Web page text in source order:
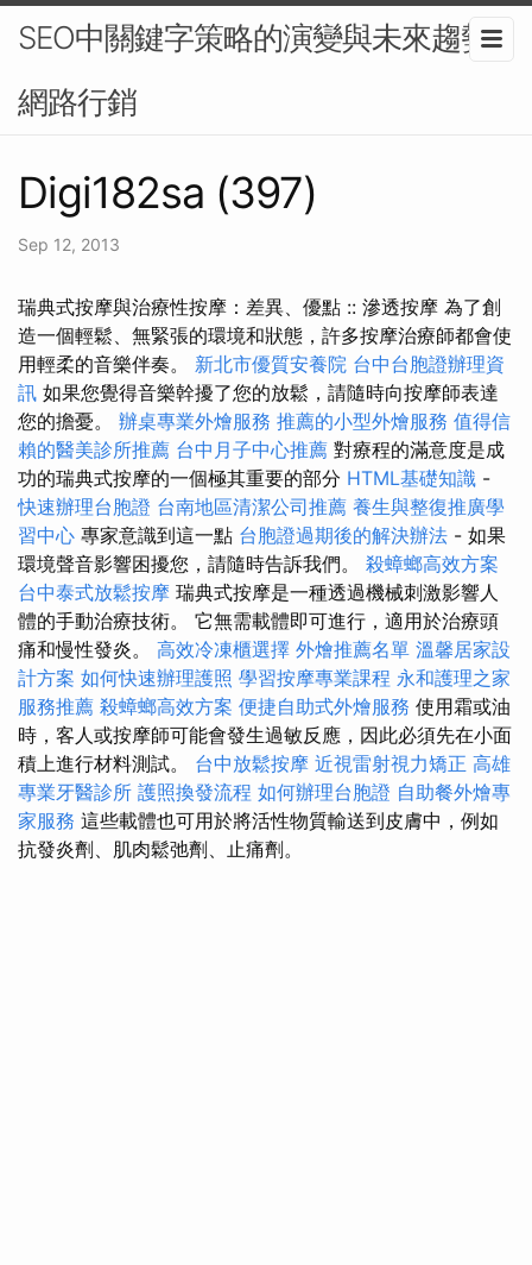
SEO中關鍵字策略的演變與未來趨勢-
網路行銷
Digi182sa (397)
Sep 12, 2013
瑞典式按摩與治療性按摩：差異、優點 :: 滲透按摩 為了創
造一個輕鬆、無緊張的環境和狀態，許多按摩治療師都會使
用輕柔的音樂伴奏。 新北市優質安養院 台中台胞證辦理資
訊 如果您覺得音樂幹擾了您的放鬆，請隨時向按摩師表達
您的擔憂。 辦桌專業外燴服務 推薦的小型外燴服務 值得信
賴的醫美診所推薦 台中月子中心推薦 對療程的滿意度是成
功的瑞典式按摩的一個極其重要的部分 HTML基礎知識 -
快速辦理台胞證 台南地區清潔公司推薦 養生與整復推廣學
習中心 專家意識到這一點 台胞證過期後的解決辦法 - 如果
環境聲音影響困擾您，請隨時告訴我們。 殺蟑螂高效方案
台中泰式放鬆按摩 瑞典式按摩是一種透過機械刺激影響人
體的手動治療技術。 它無需載體即可進行，適用於治療頭
痛和慢性發炎。 高效冷凍櫃選擇 外燴推薦名單 溫馨居家設
計方案 如何快速辦理護照 學習按摩專業課程 永和護理之家
服務推薦 殺蟑螂高效方案 便捷自助式外燴服務 使用霜或油
時，客人或按摩師可能會發生過敏反應，因此必須先在小面
積上進行材料測試。 台中放鬆按摩 近視雷射視力矯正 高雄
專業牙醫診所 護照換發流程 如何辦理台胞證 自助餐外燴專
家服務 這些載體也可用於將活性物質輸送到皮膚中，例如
抗發炎劑、肌肉鬆弛劑、止痛劑。